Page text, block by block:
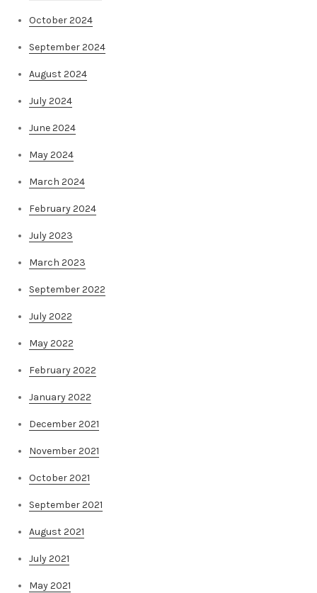
October 2024
September 2024
August 2024
July 2024
June 2024
May 2024
March 2024
February 2024
July 2023
March 2023
September 2022
July 2022
May 2022
February 2022
January 2022
December 2021
November 2021
October 2021
September 2021
August 2021
July 2021
May 2021